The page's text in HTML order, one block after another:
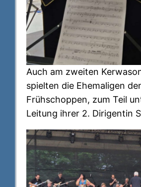
Auch am zweiten
spielten die Ehemaligen
Frühschoppen, zum Teil
Leitung ihrer 2. Dirigentin